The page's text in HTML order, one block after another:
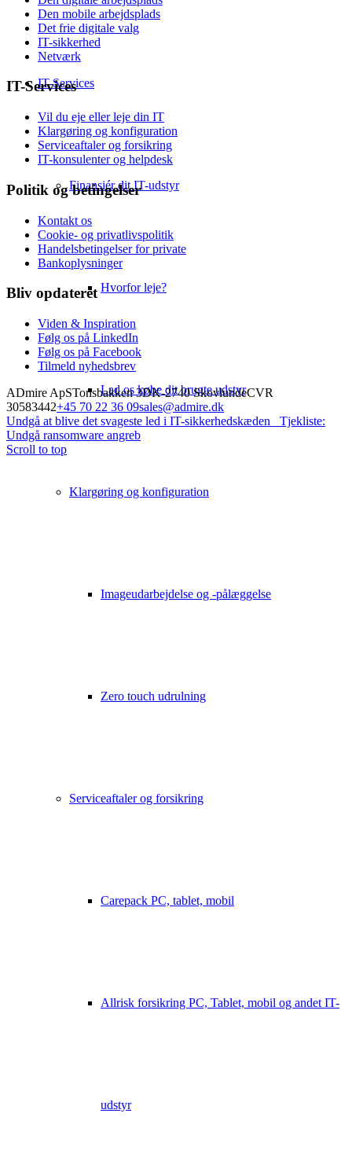
IT-Services
Finansiér dit IT-udstyr
Hvorfor leje?
Lad os købe dit brugte udstyr
Klargøring og konfiguration
Imageudarbejdelse og -pålæggelse
Zero touch udrulning
Serviceaftaler og forsikring
Carepack PC, tablet, mobil
Allrisk forsikring PC, Tablet, mobil og andet IT-
udstyr
Den mobile arbejdsplads
Det frie digitale valg
IT-sikkerhed
Netværk
IT-Services
Vil du eje eller leje din IT
Klargøring og konfiguration
Serviceaftaler og forsikring
IT-konsulenter og helpdesk
Politik og betingelser
Kontakt os
Cookie- og privatlivspolitik
Handelsbetingelser for private
Bankoplysninger
Bliv opdateret
Viden & Inspiration
Følg os på LinkedIn
Følg os på Facebook
Tilmeld nyhedsbrev
ADmire ApSTonsbakken 3DK-2740 SkovlundeCVR
30583442+45 70 22 36 09sales@admire.dk
Undgå at blive det svageste led i IT-sikkerhedskæden
Tjekliste:
Undgå ransomware angreb
Scroll to top